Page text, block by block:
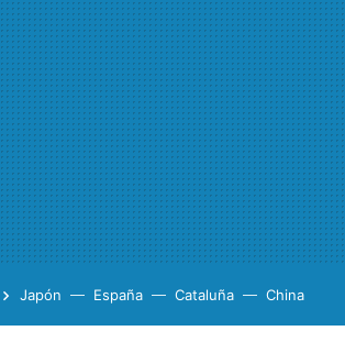
Japón España Cataluña China